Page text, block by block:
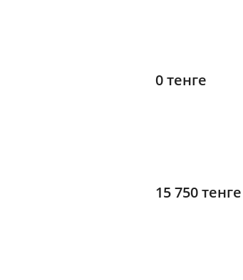
0 тенге
15 750 тенге